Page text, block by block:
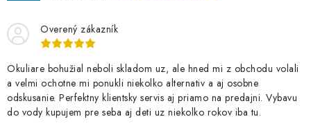
Overený zákazník
Okuliare bohužial neboli skladom uz, ale hned mi z obchodu volali
a velmi ochotne mi ponukli niekolko alternativ a aj osobne
odskusanie. Perfektny klientsky servis aj priamo na predajni. Vybavu
do vody kupujem pre seba aj deti uz niekolko rokov iba tu.